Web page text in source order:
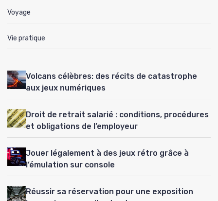
Voyage
Vie pratique
Volcans célèbres: des récits de catastrophe
aux jeux numériques
Droit de retrait salarié : conditions, procédures
et obligations de l’employeur
Jouer légalement à des jeux rétro grâce à
l’émulation sur console
Réussir sa réservation pour une exposition